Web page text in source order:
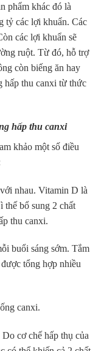
phẩm khác đó là
tỷ các lợi khuẩn. Các
các lợi khuẩn sẽ
ruột. Từ đó, hỗ trợ
còn biếng ăn hay
hấp thu canxi từ thức
hấp thu canxi
khảo một số điều
nhau. Vitamin D là
thế bổ sung 2 chất
thu canxi.
buổi sáng sớm. Tắm
tổng hợp nhiều
canxi.
cơ chế hấp thụ của